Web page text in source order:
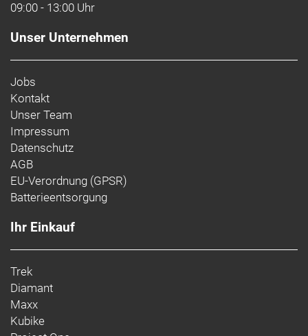
09:00 - 13:00 Uhr
Unser Unternehmen
Jobs
Kontakt
Unser Team
Impressum
Datenschutz
AGB
EU-Verordnung (GPSR)
Batterieentsorgung
Ihr Einkauf
Trek
Diamant
Maxx
Kubike